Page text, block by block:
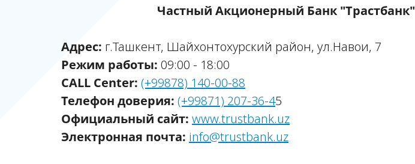
Частный Акционерный Банк "Трастбанк"
Адрес: г.Ташкент, Шайхонтохурский район, ул.Навои, 7
Режим работы: 09:00 - 18:00
CALL Center: (+99878) 140-00-88
Телефон доверия: (+99871) 207-36-45
Официальный сайт: www.trustbank.uz
Электронная почта: info@trustbank.uz